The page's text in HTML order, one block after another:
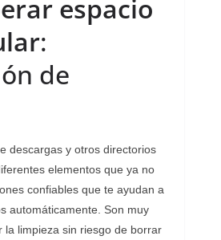
espacio
:
de
descargas y otros directorios
elementos que ya no
confiables que te ayudan a
automáticamente. Son muy
la limpieza sin riesgo de borrar